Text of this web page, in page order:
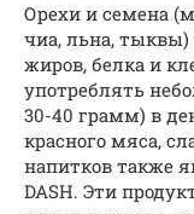
Орехи и семена
чиа, льна,
жиров, белка и
употреблять
30-40 грамм) в
красного мяса,
напитков также
DASH. Эти